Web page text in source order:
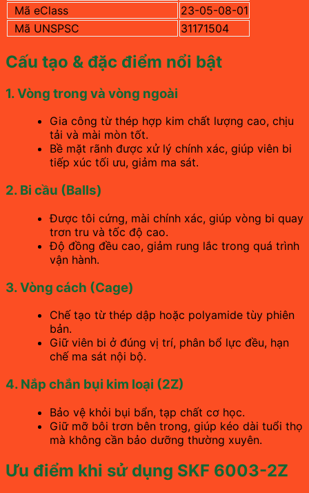
Mã eClass
23-05-08-01
Mã UNSPSC
31171504
Cấu tạo & đặc điểm nổi bật
1. Vòng trong và vòng ngoài
Gia công từ thép hợp kim chất lượng cao, chịu
tải và mài mòn tốt.
Bề mặt rãnh được xử lý chính xác, giúp viên bi
tiếp xúc tối ưu, giảm ma sát.
2. Bi cầu (Balls)
Được tôi cứng, mài chính xác, giúp vòng bi quay
trơn tru và tốc độ cao.
Độ đồng đều cao, giảm rung lắc trong quá trình
vận hành.
3. Vòng cách (Cage)
Chế tạo từ thép dập hoặc polyamide tùy phiên
bản.
Giữ viên bi ở đúng vị trí, phân bổ lực đều, hạn
chế ma sát nội bộ.
4. Nắp chắn bụi kim loại (2Z)
Bảo vệ khỏi bụi bẩn, tạp chất cơ học.
Giữ mỡ bôi trơn bên trong, giúp kéo dài tuổi thọ
mà không cần bảo dưỡng thường xuyên.
Ưu điểm khi sử dụng SKF 6003-2Z